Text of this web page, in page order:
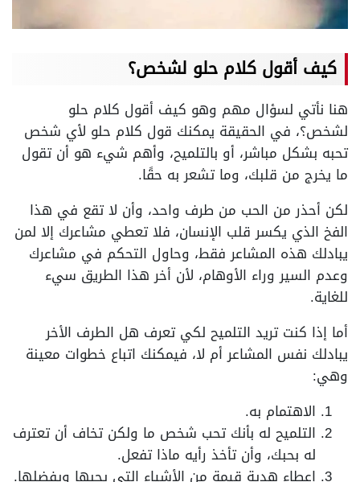
كيف أقول كلام حلو لشخص؟
هنا نأتي لسؤال مهم وهو كيف أقول كلام حلو
لشخص؟، في الحقيقة يمكنك قول كلام حلو لأي شخص
تحبه بشكل مباشر، أو بالتلميح، وأهم شيء هو أن تقول
ما يخرج من قلبك، وما تشعر به حقًا.
لكن أحذر من الحب من طرف واحد، وأن لا تقع في هذا
الفخ الذي يكسر قلب الإنسان، فلا تعطي مشاعرك إلا لمن
يبادلك هذه المشاعر فقط، وحاول التحكم في مشاعرك
وعدم السير وراء الأوهام، لأن أخر هذا الطريق سيء
للغاية.
أما إذا كنت تريد التلميح لكي تعرف هل الطرف الأخر
يبادلك نفس المشاعر أم لا، فيمكنك اتباع خطوات معينة
وهي:
الاهتمام به.
التلميح له بأنك تحب شخص ما ولكن تخاف أن تعترف
له بحبك، وأن تأخذ رأيه ماذا تفعل.
إعطاء هدية قيمة من الأشياء التي يحبها ويفضلها.